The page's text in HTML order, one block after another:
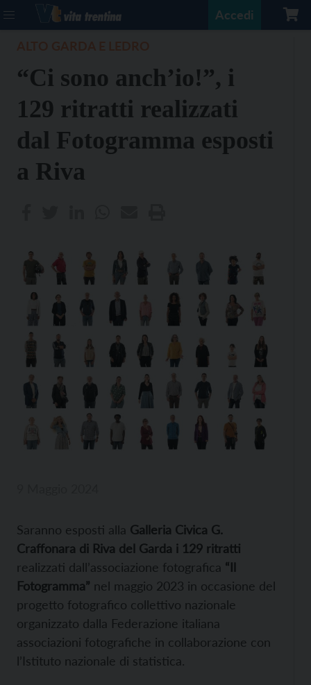
Accedi
“Ci sono anch’io!”, i
129 ritratti realizzati
dal Fotogramma esposti
a Riva
Saranno esposti alla Galleria Civica G.
Craffonara di Riva del Garda i 129 ritratti
realizzati dall’associazione fotografica “Il
Fotogramma” nel maggio 2023 in occasione del
progetto fotografico collettivo nazionale
organizzato dalla Federazione italiana
associazioni fotografiche in collaborazione con
l’Istituto nazionale di statistica.